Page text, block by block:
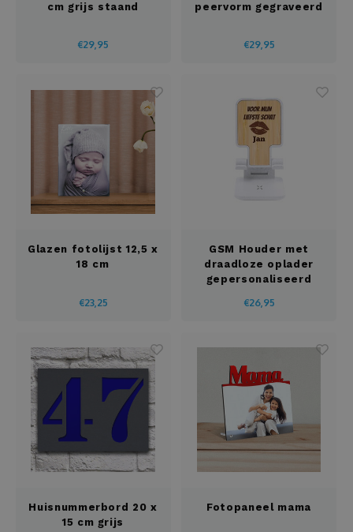
cm grijs staand
€29,95
peervorm gegraveerd
€29,95
Glazen fotolijst 12,5 x
18 cm
€23,25
GSM Houder met
draadloze oplader
gepersonaliseerd
€26,95
Huisnummerbord 20 x
15 cm grijs
Fotopaneel mama